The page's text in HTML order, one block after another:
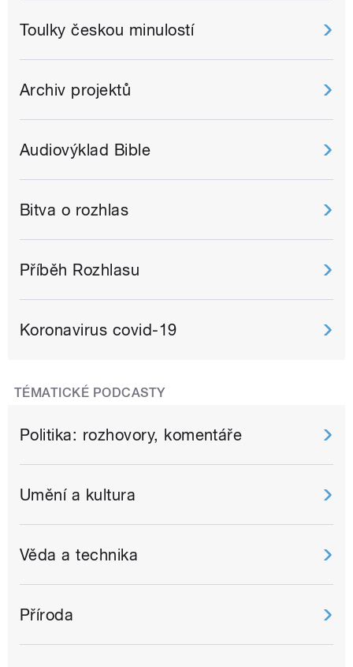
Toulky českou minulostí
Archiv projektů
Audiovýklad Bible
Bitva o rozhlas
Příběh Rozhlasu
Koronavirus covid-19
TÉMATICKÉ PODCASTY
Politika: rozhovory, komentáře
Umění a kultura
Věda a technika
Příroda